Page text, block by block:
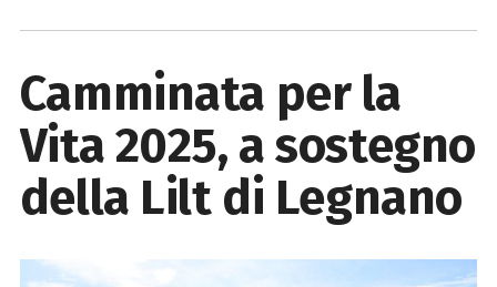
Camminata per la
Vita 2025, a sostegno
della Lilt di Legnano